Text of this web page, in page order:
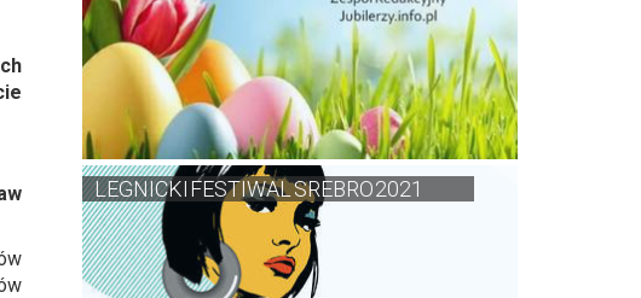
LEGNICKI FESTIWAL SREBRO 2021